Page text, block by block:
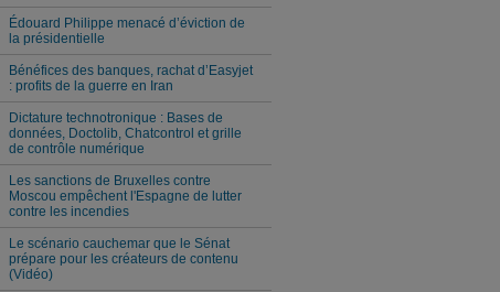
Édouard Philippe menacé d’éviction de
la présidentielle
Bénéfices des banques, rachat d’Easyjet
: profits de la guerre en Iran
Dictature technotronique : Bases de
données, Doctolib, Chatcontrol et grille
de contrôle numérique
Les sanctions de Bruxelles contre
Moscou empêchent l'Espagne de lutter
contre les incendies
Le scénario cauchemar que le Sénat
prépare pour les créateurs de contenu
(Vidéo)